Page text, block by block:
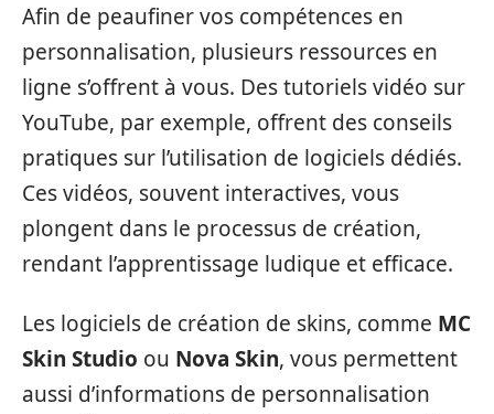
Afin de peaufiner vos compétences en
personnalisation, plusieurs ressources en
ligne s’offrent à vous. Des tutoriels vidéo sur
YouTube, par exemple, offrent des conseils
pratiques sur l’utilisation de logiciels dédiés.
Ces vidéos, souvent interactives, vous
plongent dans le processus de création,
rendant l’apprentissage ludique et efficace.
Les logiciels de création de skins, comme MC
Skin Studio ou Nova Skin, vous permettent
aussi d’informations de personnalisation